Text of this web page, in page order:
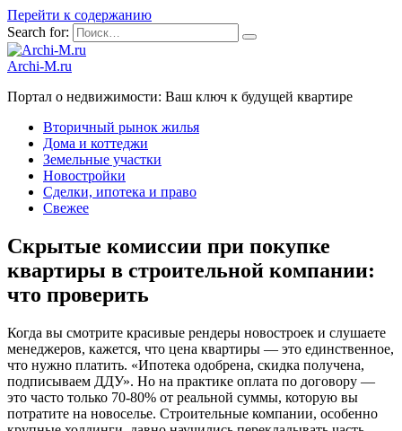
Перейти к содержанию
Search for:
Archi-M.ru
Портал о недвижимости: Ваш ключ к будущей квартире
Вторичный рынок жилья
Дома и коттеджи
Земельные участки
Новостройки
Сделки, ипотека и право
Свежее
Скрытые комиссии при покупке
квартиры в строительной компании:
что проверить
Когда вы смотрите красивые рендеры новостроек и слушаете
менеджеров, кажется, что цена квартиры — это единственное,
что нужно платить. «Ипотека одобрена, скидка получена,
подписываем ДДУ». Но на практике оплата по договору —
это часто только 70-80% от реальной суммы, которую вы
потратите на новоселье. Строительные компании, особенно